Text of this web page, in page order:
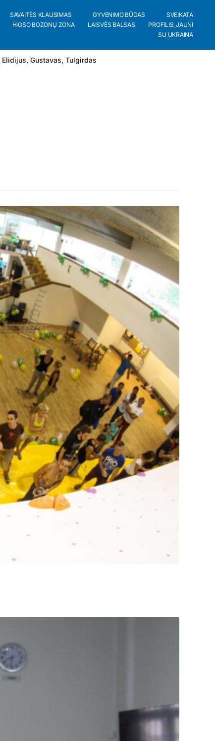
SAVAITĖS KLAUSIMAS GYVENIMO BŪDAS
SVEIKATA
HIGSO BOZONŲ ZONA LAISVĖS BALSAS
PROFILIS_JAUNI
SU UKRAINA
Elidijus, Gustavas, Tulgirdas